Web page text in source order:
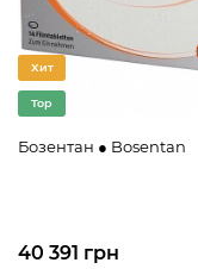
Хит
Top
Бозентан ● Bosentan
40 391 грн